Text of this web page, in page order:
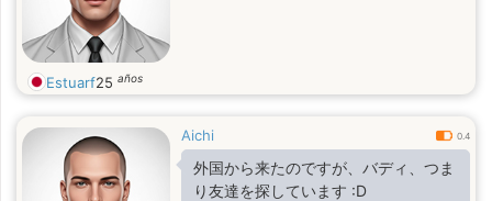
Estuarf25 años
Aichi 0.4
外国から来たのですが、バディ、つま
り友達を探しています :D